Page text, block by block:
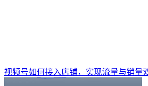
视频号如何接入店铺，实现流量与销量